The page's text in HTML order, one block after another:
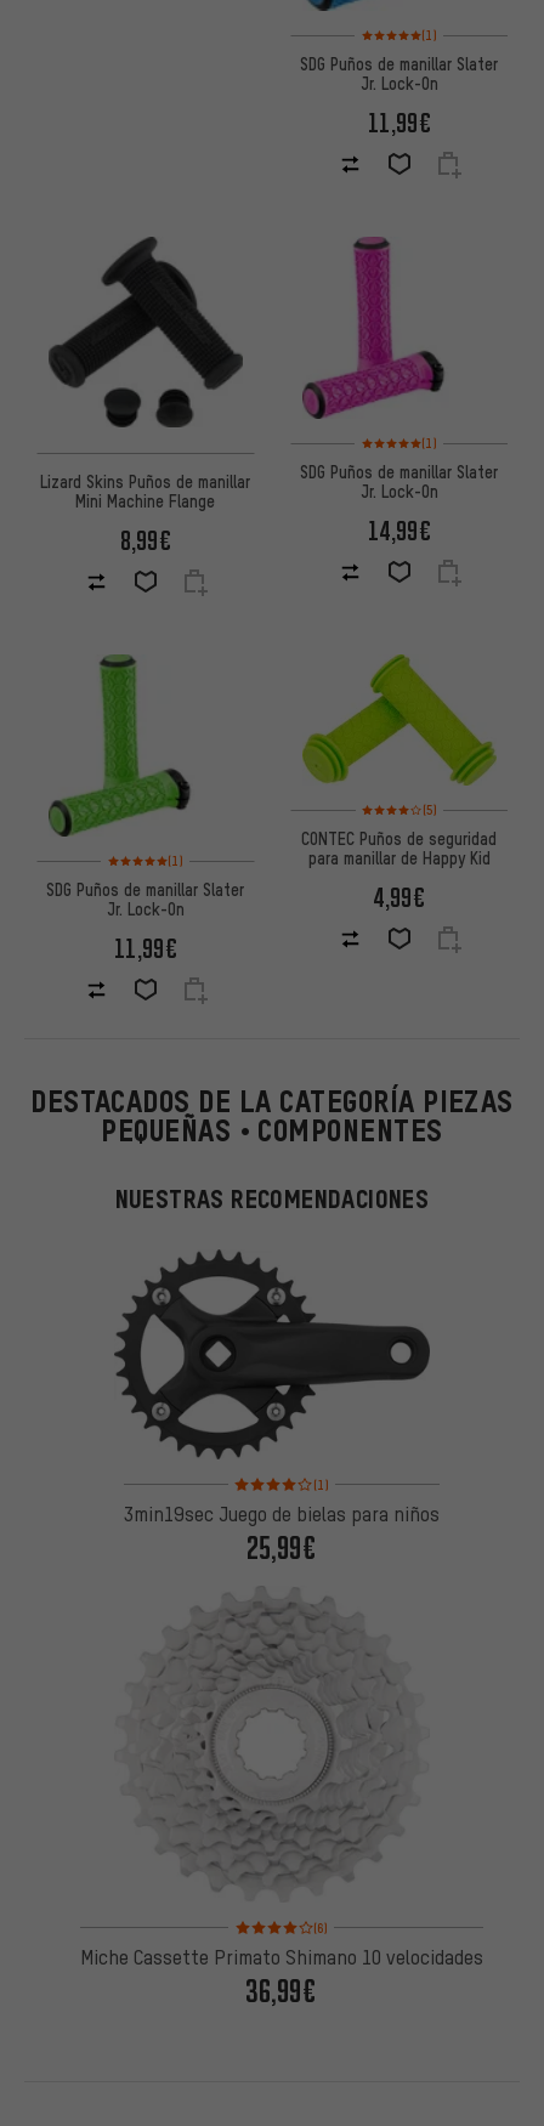
Valoración media: 5 de 5
(1)
SDG Puños de manillar Slater
Jr. Lock-On
11,99€
Lizard Skins Puños de manillar
Mini Machine Flange
8,99€
Valoración media: 5 de 5
(1)
SDG Puños de manillar Slater
Jr. Lock-On
14,99€
Valoración media: 5 de 5 basada en 1 reseñas
(1)
SDG Puños de manillar Slater
Jr. Lock-On
11,99€
Valoración media: 4 de 5
(5)
CONTEC Puños de seguridad
para manillar de Happy Kid
4,99€
DESTACADOS DE LA CATEGORÍA PIEZAS
PEQUEÑAS • COMPONENTES
NUESTRAS RECOMENDACIONES
Valoración media: 4 de 5 basada en 1 reseñas
(1)
3min19sec Juego de bielas para niños
25,99€
Valoración media: 4 de 5 basada en 6 reseñas
(6)
Miche Cassette Primato Shimano 10 velocidades
36,99€